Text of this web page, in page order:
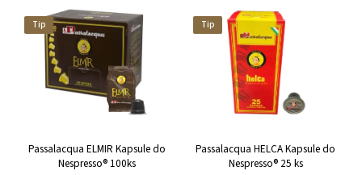
Najdrahšie
Najpredávanejšie
Abecedne
Tip
Passalacqua ELMIR Kapsule do
Nespresso® 100ks
Tip
Passalacqua HELCA Kapsule do
Nespresso® 25 ks